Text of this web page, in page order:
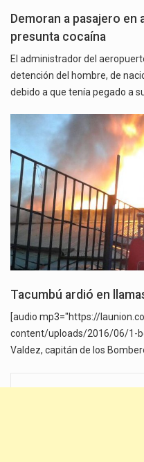
Demoran a pasajero
presunta cocaína
El administrador del
detención del hombre, de
debido a que tenía pegado a
Tacumbú ardió en
[audio mp3="https://
content/uploads/2016/06/1-
Valdez, capitán de los